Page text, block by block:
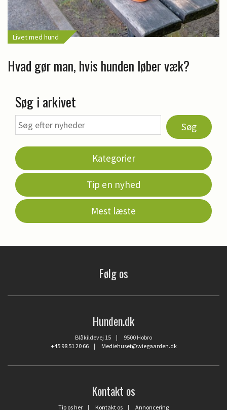
Livet med hund
Hvad gør man, hvis hunden løber væk?
Søg i arkivet
Søg
Kategorier
Tip en nyhed
Mest læste
Følg os
Hunden.dk
Blåkildevej 15 | 9500 Hobro
+45 98 51 20 66| Mediehuset@wiegaarden.dk
Kontakt os
Tip os her | Kontakt os | Annoncering